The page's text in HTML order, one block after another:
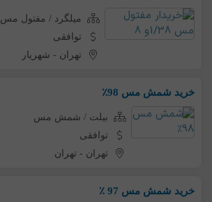
میلگرد / مفتول مس
توافقی
تهران - شهریار
خرید شمش مس 98٪
بیلت / شمش مس
توافقی
تهران -تهران
خرید شمش مس 97 ٪